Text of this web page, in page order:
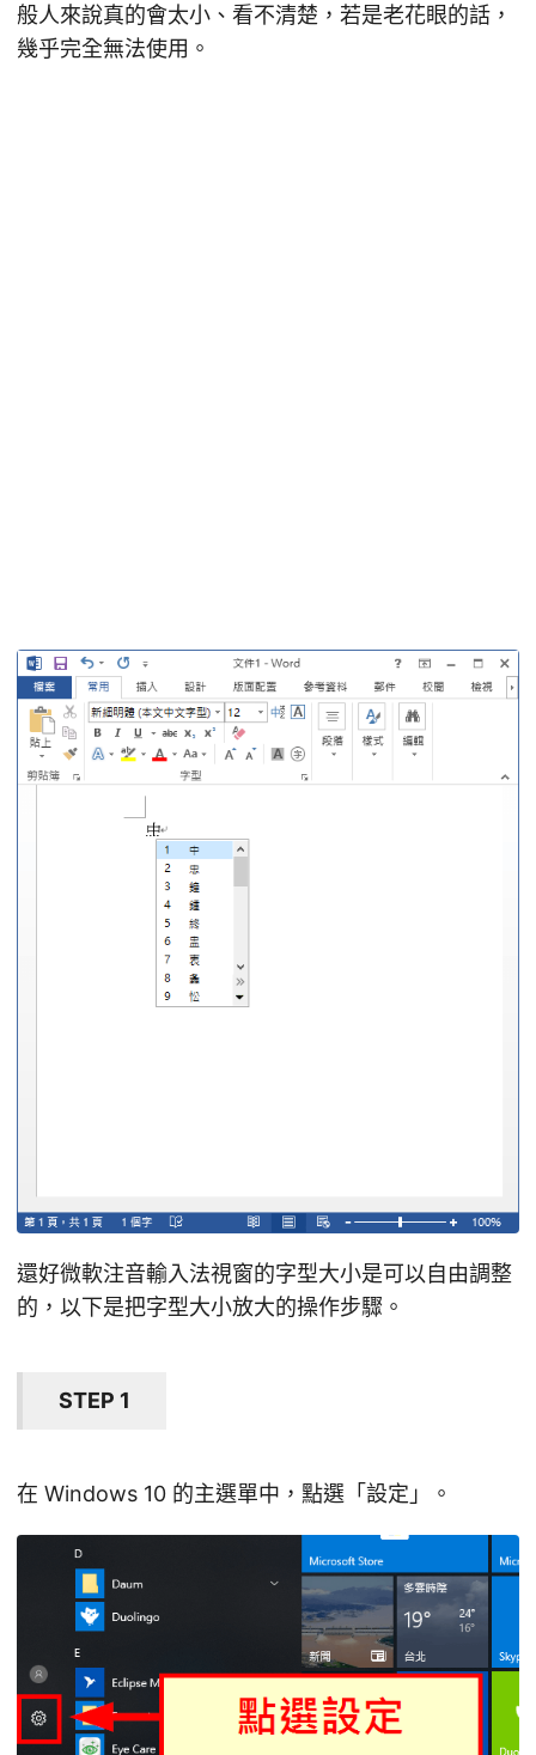
般人來說真的會太小、看不清楚，若是老花眼的話，
幾乎完全無法使用。
還好微軟注音輸入法視窗的字型大小是可以自由調整
的，以下是把字型大小放大的操作步驟。
STEP 1
在 Windows 10 的主選單中，點選「設定」。